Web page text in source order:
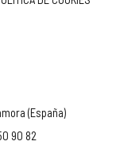
(España)
90 82